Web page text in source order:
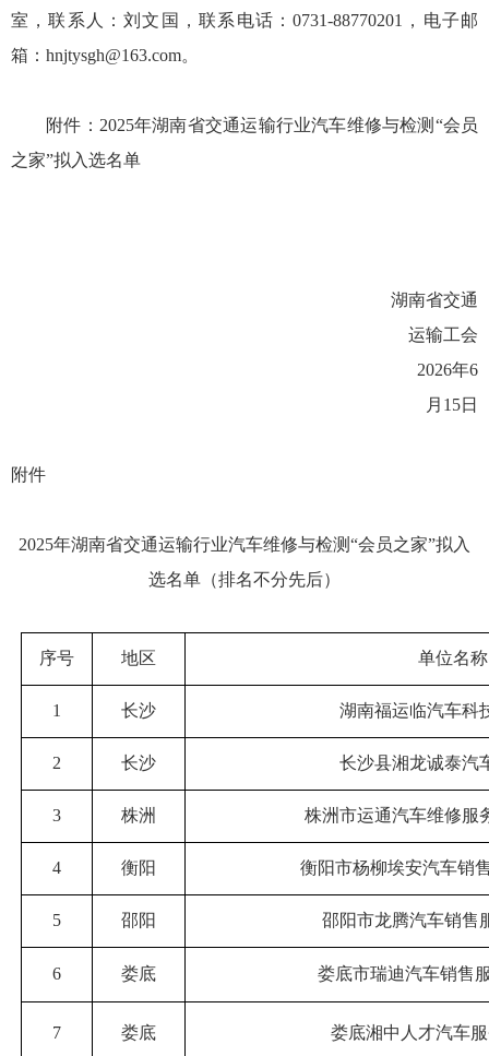
室 ，联系人：刘文国 ，联系电话：0731-88770201
，电子邮
箱： hnjtysgh@163.com。
附件： 2025年湖南省交通运输行业汽车维修与检测 “会员
之家”拟入选名单
湖南省交通
运输工会
2026年6
月 15日
附件
2025年湖南省交通运输行业汽车维修与检测“会员之家”拟入
选名单 （排名不分先后）
序号 地区 单位名称
1 长沙 湖南福运临汽车科
2 长沙 长沙县湘龙诚泰汽
3 株洲 株洲市运通汽车维修服
4 衡阳 衡阳市杨柳埃安汽车销
5 邵阳 邵阳市龙腾汽车销售
6 娄底 娄底市瑞迪汽车销售
7 娄底 娄底湘中人才汽车